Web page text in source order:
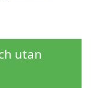
utan